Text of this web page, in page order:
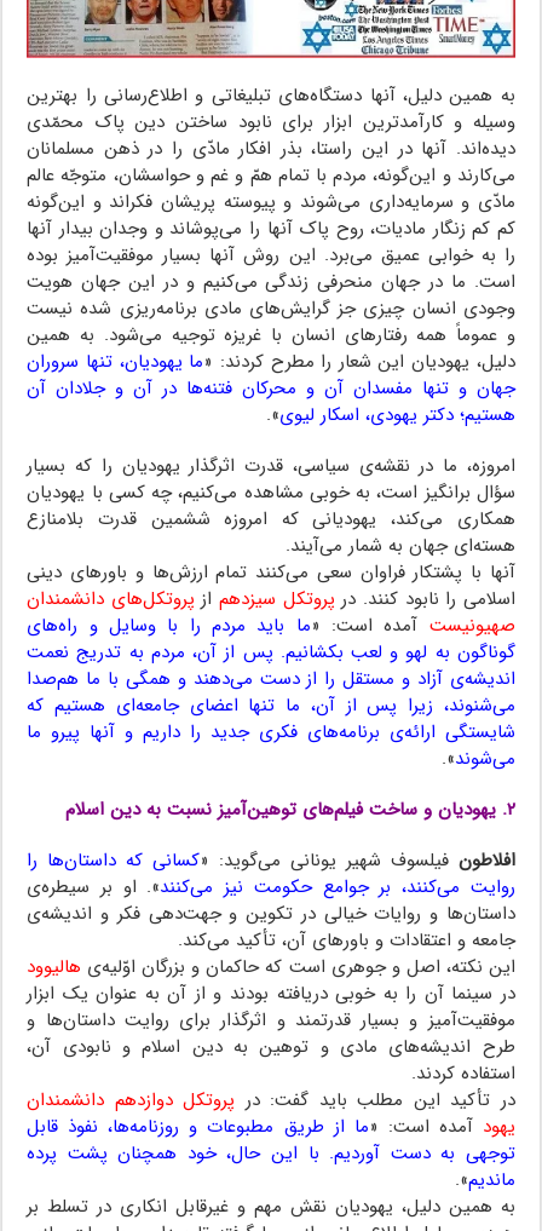
به همین دلیل، آنها دستگاه‌های تبلیغاتی و اطلاع‌رسانی را بهترین
وسیله و کارآمدترین ابزار برای نابود ساختن دین پاک محمّدی
دیده‌اند. آنها در این راستا، بذر افکار مادّی را در ذهن مسلمانان
می‌کارند و این‌گونه، مردم با تمام همّ و غم و حواسشان، متوجّه عالم
مادّی و سرمایه‌داری می‌شوند و پیوسته پریشان فکراند و این‌گونه
کم کم زنگار مادیات، روح پاک آنها را می‌پوشاند و وجدان بیدار آنها
را به خوابی عمیق می‌برد. این روش آنها بسیار موفقیت‌آمیز بوده
است. ما در جهان منحرفی زندگی می‌کنیم و در این جهان هویت
وجودی انسان چیزی جز گرایش‌های مادی برنامه‌ریزی شده نیست
و عموماً همه رفتارهای انسان با غریزه توجیه می‌شود. به همین
دلیل، یهودیان این شعار را مطرح کردند: «ما یهودیان، تنها سروران
جهان و تنها مفسدان آن و محرکان فتنه‌ها در آن و جلادان آن
هستیم؛ دکتر یهودی، اسکار لیوی».
امروزه، ما در نقشه‌ی سیاسی، قدرت اثرگذار یهودیان را که بسیار
سؤال برانگیز است، به خوبی مشاهده می‌کنیم، چه کسی با یهودیان
همکاری می‌کند، یهودیانی که امروزه ششمین قدرت بلامنازع
هسته‌ای جهان به شمار می‌آیند.
آنها با پشتکار فراوان سعی می‌کنند تمام ارزش‌ها و باورهای دینی
اسلامی را نابود کنند. در پروتکل سیزدهماز پروتکل‌های دانشمندان
صهیونیست آمده است: «ما باید مردم را با وسایل و راه‌های
گوناگون به لهو و لعب بکشانیم. پس از آن، مردم به تدریج نعمت
اندیشه‌ی آزاد و مستقل را از دست می‌دهند و همگی با ما هم‌صدا
می‌شنوند، زیرا پس از آن، ما تنها اعضای جامعه‌ای هستیم که
شایستگی ارائه‌ی برنامه‌های فکری جدید را داریم و آنها پیرو ما
می‌شوند».
۲. یهودیان و ساخت فیلم‌های توهین‌آمیز نسبت به دین اسلام
افلاطون فیلسوف شهیر یونانی می‌گوید: «کسانی که داستان‌ها را
روایت می‌کنند، بر جوامع حکومت نیز می‌کنند». او بر سیطره‌ی
داستان‌ها و روایات خیالی در تکوین و جهت‌دهی فکر و اندیشه‌ی
جامعه و اعتقادات و باورهای آن، تأکید می‌کند.
این نکته، اصل و جوهری است که حاکمان و بزرگان اوّلیه‌ی هالیوود
در سینما آن را به خوبی دریافته بودند و از آن به عنوان یک ابزار
موفقیت‌آمیز و بسیار قدرتمند و اثرگذار برای روایت داستان‌ها و
طرح اندیشه‌های مادی و توهین به دین اسلام و نابودی آن،
استفاده کردند.
در تأکید این مطلب باید گفت: در پروتکل دوازدهم دانشمندان
یهود آمده است: «ما از طریق مطبوعات و روزنامه‌ها، نفوذ قابل
توجهی به دست آوردیم. با این حال، خود همچنان پشت پرده
ماندیم».
به همین دلیل، یهودیان نقش مهم و غیرقابل انکاری در تسلط بر